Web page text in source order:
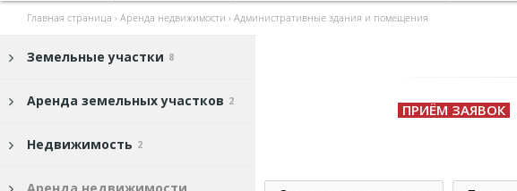
Главная страница › Аренда недвижимости › Административные здания и помещения
Земельные участки 8
Аренда земельных участков 2
Недвижимость 2
ПРИЁМ ЗАЯВОК